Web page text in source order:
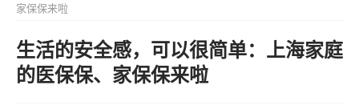
家保保来啦
生活的安全感，可以很简单：上海家庭
的医保保、家保保来啦